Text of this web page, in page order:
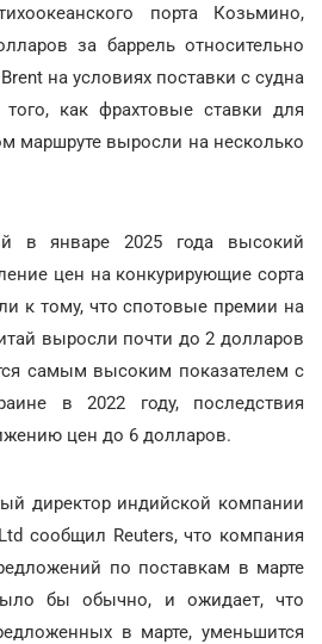
порта Козьмино,
за баррель относительно
на условиях поставки с судна
как фрахтовые ставки для
маршруте выросли на несколько
в январе 2025 года высокий
цен на конкурирующие сорта
к тому, что спотовые премии на
выросли почти до 2 долларов
самым высоким показателем с
в 2022 году, последствия
цен до 6 долларов.
директор индийской компании
сообщил Reuters, что компания
по поставкам в марте
бы обычно, и ожидает, что
в марте, уменьшится